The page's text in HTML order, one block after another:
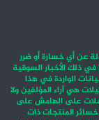
عن أي خسارة أو ضرر
في ذلك الأخبار السوقية
الواردة في هذا
هي آراء المؤلفين ولا
على الهامش على
المنتجات ذات